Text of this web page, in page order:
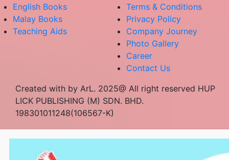
English Books
Malay Books
Teaching Aids
Terms & Conditions
Privacy Policy
Company Journey
Photo Gallery
Career
Contact Us
Created with by ArL. 2025@ All right reserved HUP
LICK PUBLISHING (M) SDN. BHD.
198301011248(106567-K)